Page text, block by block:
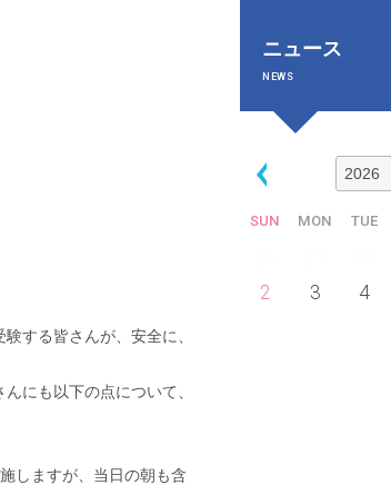
施設紹介
費用(入学前・授業料等)
バスケットボール部（女子）
する皆さんが、安全に、
にも以下の点について、
しますが、当日の朝も含
ニュース
NEWS
SUN MON TUE
2
3 4